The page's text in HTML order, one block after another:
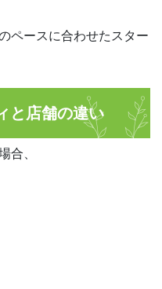
ペースに合わせたスター
と店舗の違い
合、